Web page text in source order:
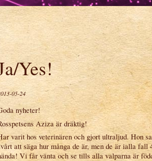
Yes!
05-24
nyheter!
Aziza är dräktig!
varit hos veterinären och gjort ultraljud. Hon
att säga hur många de är, men de är ialla fall
Vi får vänta och se tills alla valparna är